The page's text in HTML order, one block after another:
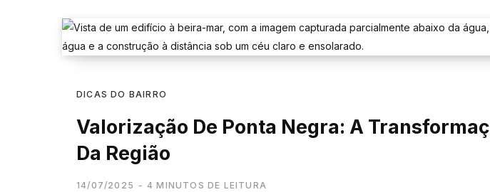
DICAS DO BAIRRO
Valorização De Ponta Negra: A
Da Região
14/07/2025 4 MINUTOS DE LEITURA